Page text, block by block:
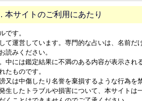
サイトのご利用にあたり
です。
て運営しています。専門的な占いは、名前
読みください。
には鑑定結果に不満のある内容が表示され
たものです。
は中傷したり名誉を棄損するような行為を
したトラブルや損害について、本サイトは